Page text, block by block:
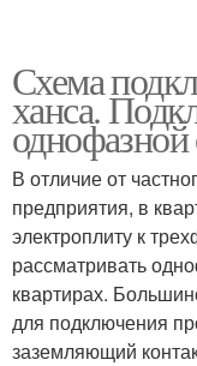
Схема
ханса.
однофазной
В отличие от
предприятия, в
электроплиту к
рассматривать
квартирах.
для подключения
заземляющий